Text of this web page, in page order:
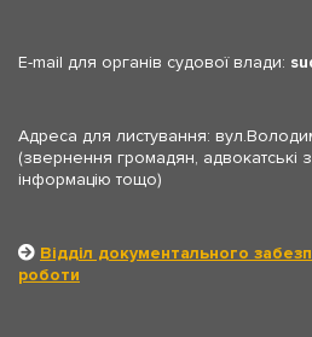
E-mail для органів судової влади:
Адреса для листування:
(звернення громадян, адвокатські
інформацію тощо)
Відділ документального
роботи